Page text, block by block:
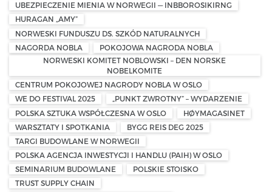
UBEZPIECZENIE MIENIA W NORWEGII — INBBOROSIKIRNG
HURAGAN „AMY”
NORWESKI FUNDUSZU DS. SZKÓD NATURALNYCH
NAGORDA NOBLA
POKOJOWA NAGRODA NOBLA
NORWESKI KOMITET NOBLOWSKI – DEN NORSKE
NOBELKOMITE
CENTRUM POKOJOWEJ NAGRODY NOBLA W OSLO
WE DO FESTIVAL 2025
„PUNKT ZWROTNY” – WYDARZENIE
POLSKA SZTUKA WSPÓŁCZESNA W OSLO
HØYMAGASINET
WARSZTATY I SPOTKANIA
BYGG REIS DEG 2025
TARGI BUDOWLANE W NORWEGII
POLSKA AGENCJA INWESTYCJI I HANDLU (PAIH) W OSLO
SEMINARIUM BUDOWLANE
POLSKIE STOISKO
TRUST SUPPLY CHAIN